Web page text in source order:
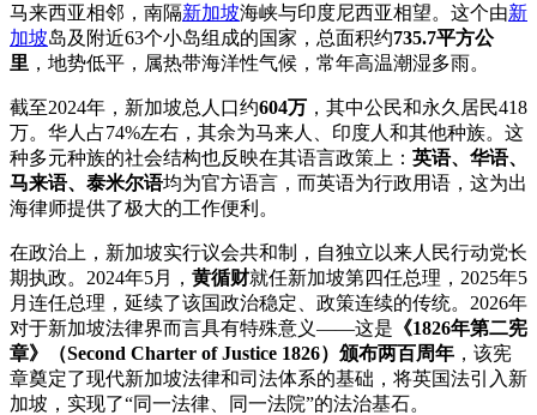
马来西亚相邻，南隔新加坡海峡与印度尼西亚相望。这个由新
加坡岛及附近63个小岛组成的国家，总面积约735.7平方公
里 ，地势低平，属热带海洋性气候，常年高温潮湿多雨。
截至2024年，新加坡总人口约604万 ，其中公民和永久居民418
万。华人占74%左右，其余为马来人、印度人和其他种族。这
种多元种族的社会结构也反映在其语言政策上： 英语、华语、
马来语、泰米尔语均为官方语言，而英语为行政用语，这为出
海律师提供了极大的工作便利。
在政治上，新加坡实行议会共和制，自独立以来人民行动党长
期执政。2024年5月， 黄循财就任新加坡第四任总理，2025年5
月连任总理，延续了该国政治稳定、政策连续的传统。2026年
对于新加坡法律界而言具有特殊意义——这是 《1826年第二宪
章》（Second Charter of Justice 1826）颁布两百周年 ，该宪
章奠定了现代新加坡法律和司法体系的基础，将英国法引入新
加坡，实现了“同一法律、同一法院”的法治基石。